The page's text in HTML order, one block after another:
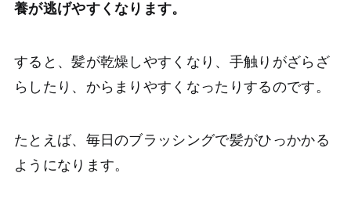
養が逃げやすくなります。
すると、髪が乾燥しやすくなり、手触りがざらざ
らしたり、からまりやすくなったりするのです。
たとえば、毎日のブラッシングで髪がひっかかる
ようになります。